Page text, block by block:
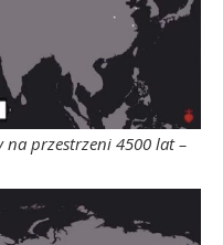
przestrzeni 4500 lat –